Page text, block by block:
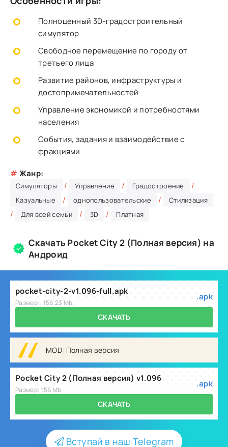
Полноценный 3D-градостроительный
симулятор
Свободное перемещение по городу от
третьего лица
Развитие районов, инфраструктуры и
достопримечательностей
Управление экономикой и потребностями
населения
События, задания и взаимодействие с
фракциями
# Жанр:
Симуляторы / Управление / Градостроение /
Казуальные / однопользовательские / Стилизация
/ Для всей семьи / 3D / Платная
Скачать Pocket City 2 (Полная версия) на
Андроид
pocket-city-2-v1.096-full.apk
Размер:: 156.23 Mb,
.apk
СКАЧАТЬ
MOD: Полная версия
Pocket City 2 (Полная версия) v1.096
Размер: 156 Mb
.apk
СКАЧАТЬ
Вступай в наш Telegram